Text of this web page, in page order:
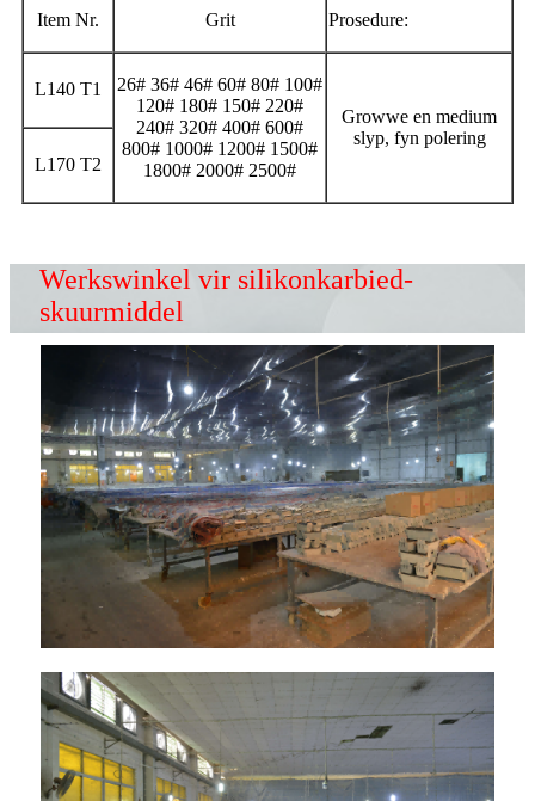
Item Nr. Grit Prosedure:
L140 T1
26# 36# 46# 60# 80# 100#
120# 180# 150# 220#
240# 320# 400# 600#
800# 1000# 1200# 1500#
1800# 2000# 2500#
Growwe en medium
slyp, fyn polering
L170 T2
Werkswinkel vir silikonkarbied-
skuurmiddel